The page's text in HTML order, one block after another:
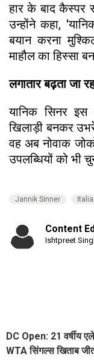
हार के बाद कैस्पर
उन्होंने कहा,
बयान करना
माहौल का हिस्सा
लगातार बढ़ता जा
यानिक सिनर
खिलाड़ी बनकर
वह अब नोवाक
उपलब्धियों को भी
Jannik Sinner
Content
Ishtpreet
DC Open: 21 वर्षीय
WTA सिंगल्स खिताब